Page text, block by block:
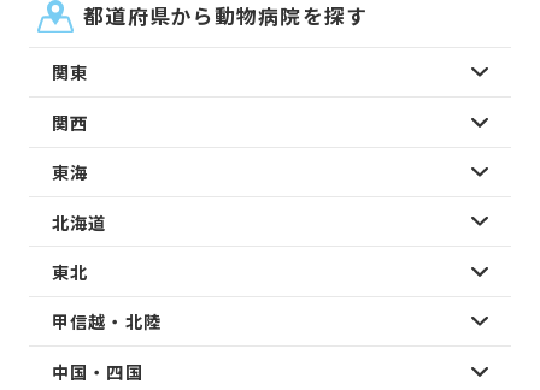
都道府県から動物病院を探す
関東
関西
東海
北海道
東北
甲信越・北陸
中国・四国